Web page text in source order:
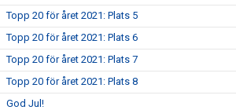
Topp 20 för året 2021: Plats 5
Topp 20 för året 2021: Plats 6
Topp 20 för året 2021: Plats 7
Topp 20 för året 2021: Plats 8
God Jul!